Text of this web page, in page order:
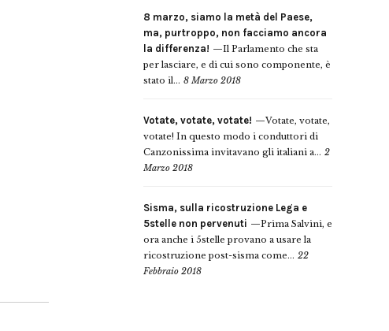
8 marzo, siamo la metà del Paese,
ma, purtroppo, non facciamo ancora
la differenza!
Il Parlamento che sta
per lasciare, e di cui sono componente, è
stato il... 8 Marzo 2018
Votate, votate, votate!
Votate, votate,
votate! In questo modo i conduttori di
Canzonissima invitavano gli italiani a... 2
Marzo 2018
Sisma, sulla ricostruzione Lega e
5stelle non pervenuti
Prima Salvini, e
ora anche i 5stelle provano a usare la
ricostruzione post-sisma come... 22
Febbraio 2018